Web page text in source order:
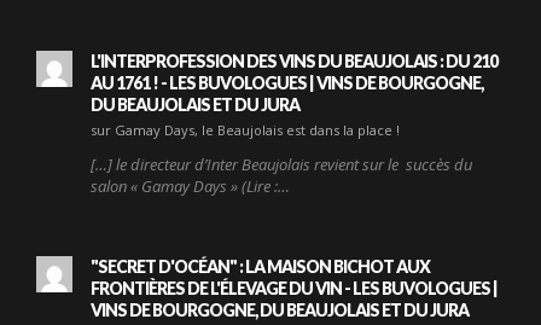
L'INTERPROFESSION DES VINS DU BEAUJOLAIS : DU 210
AU 1761 ! - LES BUVOLOGUES | VINS DE BOURGOGNE,
DU BEAUJOLAIS ET DU JURA
sur Gamay Days, le Beaujolais est dans la place !
[…] le directeur d’Inter Beaujolais revient sur le succès du
salon « Gamay Days » (Lire :…
"SECRET D'OCÉAN" : LA MAISON BICHOT AUX
FRONTIÈRES DE L'ÉLEVAGE DU VIN - LES BUVOLOGUES |
VINS DE BOURGOGNE, DU BEAUJOLAIS ET DU JURA